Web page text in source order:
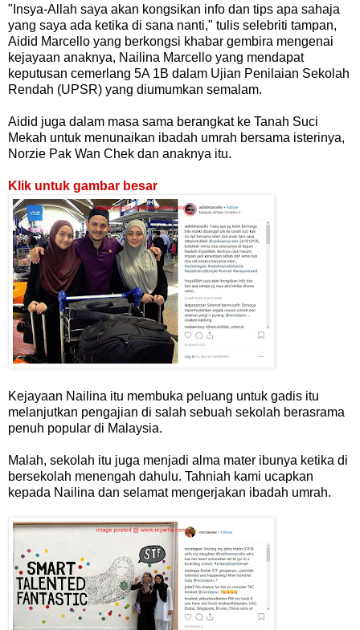
"Insya-Allah saya akan kongsikan info dan tips apa sahaja
yang saya ada ketika di sana nanti," tulis selebriti tampan,
Aidid Marcello yang berkongsi khabar gembira mengenai
kejayaan anaknya, Nailina Marcello yang mendapat
keputusan cemerlang 5A 1B dalam Ujian Penilaian Sekolah
Rendah (UPSR) yang diumumkan semalam.
Aidid juga dalam masa sama berangkat ke Tanah Suci
Mekah untuk menunaikan ibadah umrah bersama isterinya,
Norzie Pak Wan Chek dan anaknya itu.
Klik untuk gambar besar
Kejayaan Nailina itu membuka peluang untuk gadis itu
melanjutkan pengajian di salah sebuah sekolah berasrama
penuh popular di Malaysia.
Malah, sekolah itu juga menjadi alma mater ibunya ketika di
bersekolah menengah dahulu. Tahniah kami ucapkan
kepada Nailina dan selamat mengerjakan ibadah umrah.